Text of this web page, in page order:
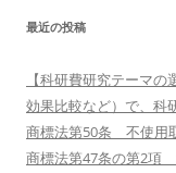
最近の投稿
【科研費研究テーマ
効果比較など）で、科
商標法第50条 不使用
商標法第47条の第2項